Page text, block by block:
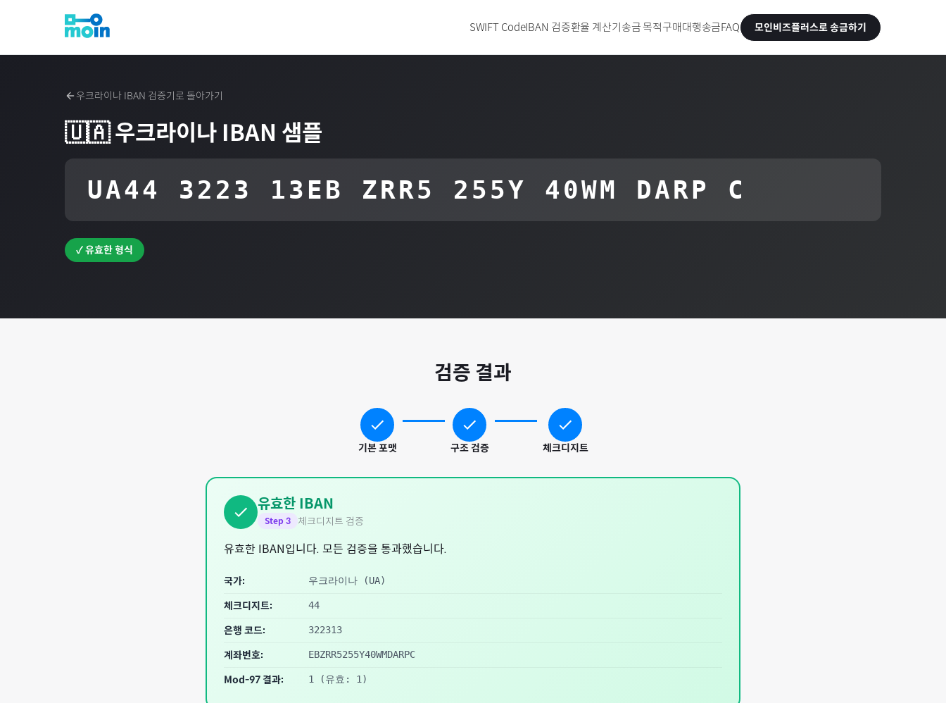
SWIFT CodeIBAN 검증환율 계산기송금 목적구매대행송금FAQ 모인비즈플러스로 송금하기
우크라이나 IBAN 검증기로 돌아가기
🇺🇦 우크라이나 IBAN 샘플
UA44 3223 13EB ZRR5 255Y 40WM DARP C
✓ 유효한 형식
검증 결과
기본 포맷 구조 검증 체크디지트
유효한 IBAN
Step 3 체크디지트 검증
유효한 IBAN입니다. 모든 검증을 통과했습니다.
국가: 우크라이나 (UA)
체크디지트: 44
은행 코드: 322313
계좌번호: EBZRR5255Y40WMDARPC
Mod-97 결과: 1 (유효: 1)